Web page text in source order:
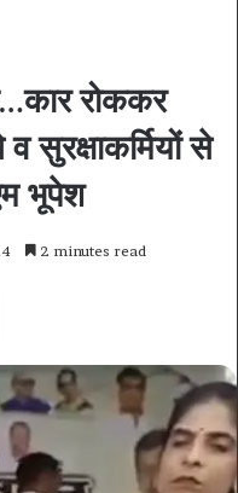
रोककर
से
भूपेश
2 minutes read